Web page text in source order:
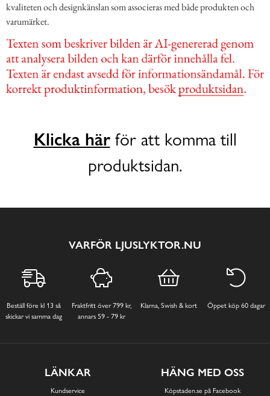
kvaliteten och designkänslan som associeras med både produkten och
varumärket.
Klicka härför att komma till
produktsidan.
VARFÖR LJUSLYKTOR.NU
Beställ före kl 13 så
skickar vi samma dag
Fraktfritt över 799 kr,
annars 59 - 79 kr
Klarna, Swish & kort Öppet köp 60 dagar
LÄNKAR
Kundservice
HÄNG MED OSS
Köpstaden.se på Facebook